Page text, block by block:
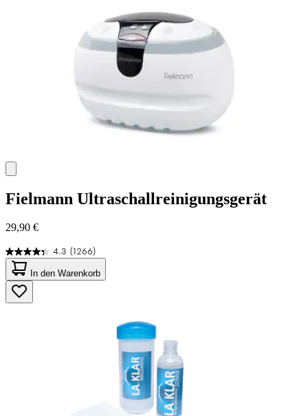
Fielmann Ultraschallreinigungsgerät
29,90 €
4.3 (1266)
4.3
von
5
Sternen.
1266
In den Warenkorb